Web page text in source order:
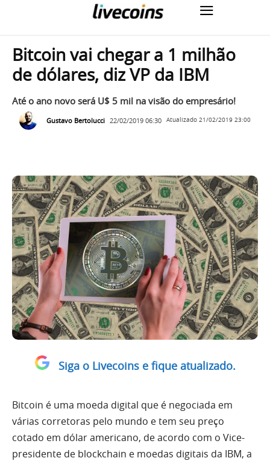
Bitcoin vai chegar a 1 milhão
de dólares, diz VP da IBM
Até o ano novo será U$ 5 mil na visão do empresário!
Gustavo Bertolucci 22/02/2019 06:30 Atualizado 21/02/2019 23:00
Siga o Livecoins e fique atualizado.
Bitcoin é uma moeda digital que é negociada em
várias corretoras pelo mundo e tem seu preço
cotado em dólar americano, de acordo com o Vice-
presidente de blockchain e moedas digitais da IBM, a